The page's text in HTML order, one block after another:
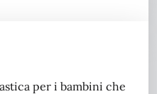
per i bambini che